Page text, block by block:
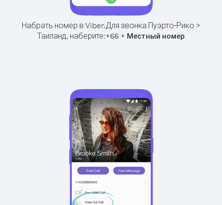
Набрать номер в Viber.Для звонка Пуэрто-Рико >
Таиланд, наберите:+66 + Местный номер